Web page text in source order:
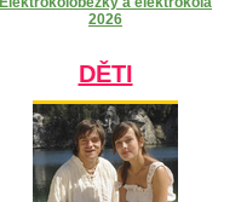
2026
DĚTI